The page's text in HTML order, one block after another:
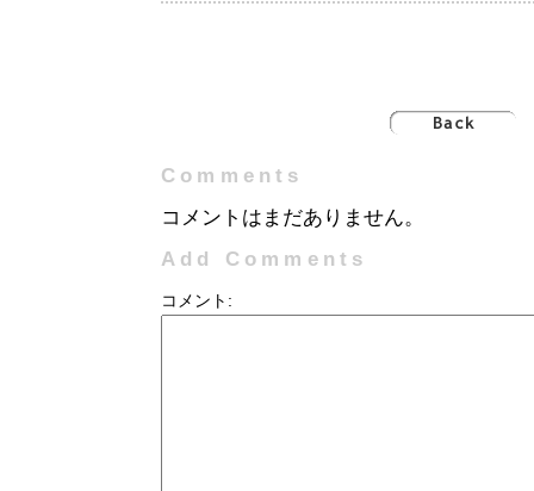
Comments
コメントはまだありません。
Add Comments
コメント: